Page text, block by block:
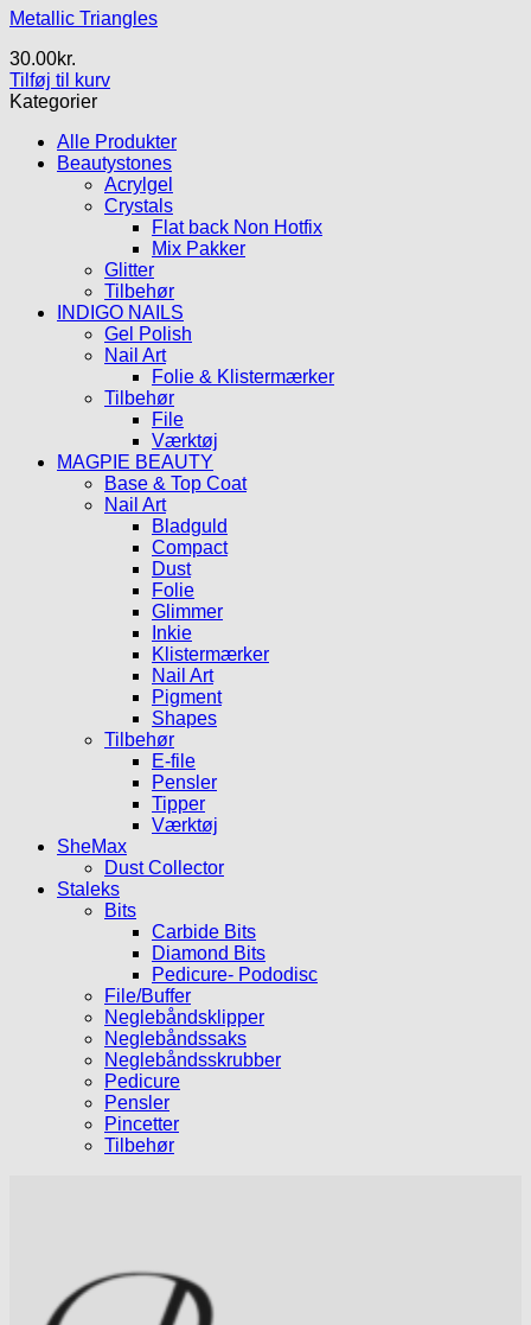
Metallic Triangles
30.00kr.
Tilføj til kurv
Kategorier
Alle Produkter
Beautystones
Acrylgel
Crystals
Flat back Non Hotfix
Mix Pakker
Glitter
Tilbehør
INDIGO NAILS
Gel Polish
Nail Art
Folie & Klistermærker
Tilbehør
File
Værktøj
MAGPIE BEAUTY
Base & Top Coat
Nail Art
Bladguld
Compact
Dust
Folie
Glimmer
Inkie
Klistermærker
Nail Art
Pigment
Shapes
Tilbehør
E-file
Pensler
Tipper
Værktøj
SheMax
Dust Collector
Staleks
Bits
Carbide Bits
Diamond Bits
Pedicure- Pododisc
File/Buffer
Neglebåndsklipper
Neglebåndssaks
Neglebåndsskrubber
Pedicure
Pensler
Pincetter
Tilbehør